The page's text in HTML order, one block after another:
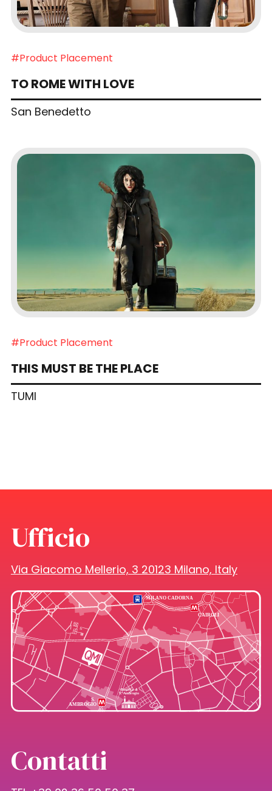
#Product Placement
TO ROME WITH LOVE
San Benedetto
#Product Placement
THIS MUST BE THE PLACE
TUMI
Ufficio
Via Giacomo Mellerio, 3 20123 Milano, Italy
Contatti